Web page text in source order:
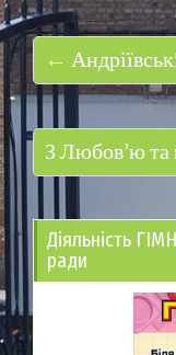
←
З Любов’ю та
Діяльність
ради